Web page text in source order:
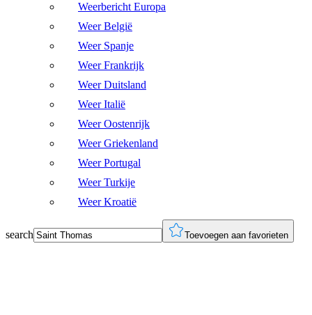
Weerbericht Europa
Weer België
Weer Spanje
Weer Frankrijk
Weer Duitsland
Weer Italië
Weer Oostenrijk
Weer Griekenland
Weer Portugal
Weer Turkije
Weer Kroatië
search Toevoegen aan favorieten